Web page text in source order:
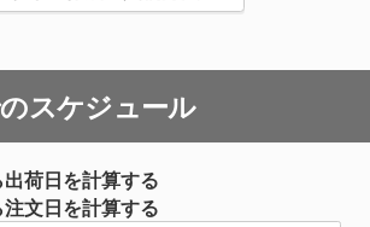
スケジュール
荷日を計算する
文日を計算する